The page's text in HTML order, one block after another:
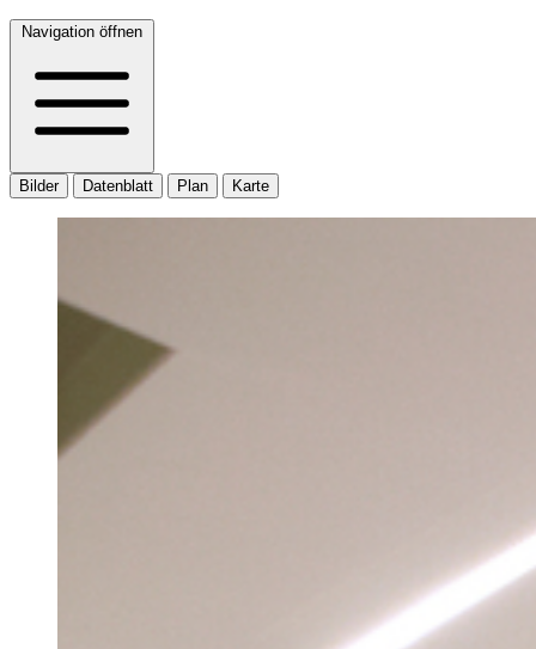
Navigation öffnen
Bilder Datenblatt Plan Karte